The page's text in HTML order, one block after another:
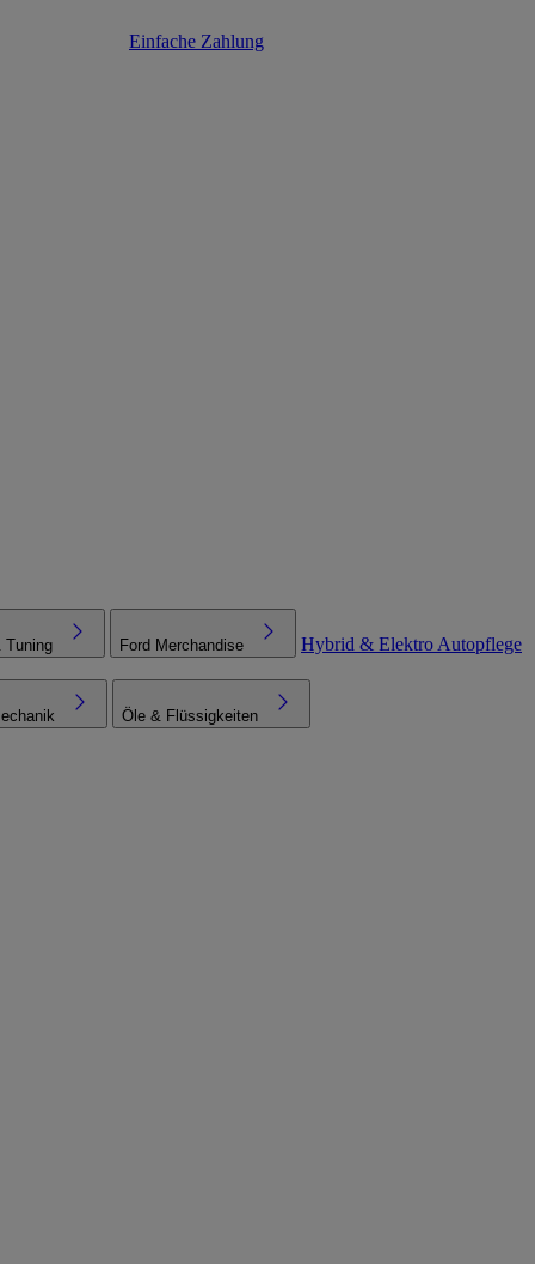
Einfache Zahlung
Tuning Ford Merchandise Hybrid & Elektro Autopflege
Öle & Flüssigkeiten